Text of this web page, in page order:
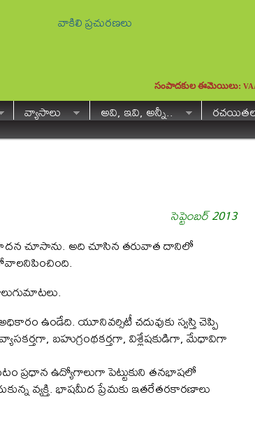
వాకిలి ప్రచురణలు
సంపాదకుల ఈమెయిలు:
వ్యాసాలు అవి, ఇవి, అన్నీ..
సెప్టెంబర్ 2013
చూసాను. అది చూసిన తరువాత దానిలో
ఉండేది. యూనివర్సిటీ చదువుకు స్వస్తి చెప్పి
బహుగ్రంథకర్తగా, విశ్లేషకుడిగా, మేధావిగా
ప్రధాన ఉద్యోగాలుగా పెట్టుకుని తనభాషలో
వ్యక్తి. భాషమీద ప్రేమకు ఇతరేతరకారణాలు